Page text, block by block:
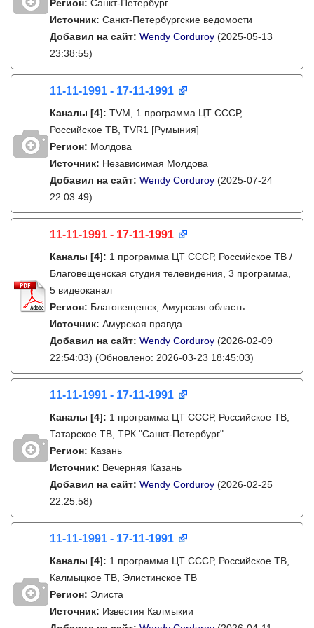
Регион: Санкт-Петербург
Источник: Санкт-Петербургские ведомости
Добавил на сайт: Wendy Corduroy (2025-05-13
23:38:55)
11-11-1991 - 17-11-1991
Каналы [4]: TVM, 1 программа ЦТ СССР,
Российское ТВ, TVR1 [Румыния]
Регион: Молдова
Источник: Независимая Молдова
Добавил на сайт: Wendy Corduroy (2025-07-24
22:03:49)
11-11-1991 - 17-11-1991
Каналы [4]: 1 программа ЦТ СССР, Российское ТВ /
Благовещенская студия телевидения, 3 программа,
5 видеоканал
Регион: Благовещенск, Амурская область
Источник: Амурская правда
Добавил на сайт: Wendy Corduroy (2026-02-09
22:54:03) (Обновлено: 2026-03-23 18:45:03)
11-11-1991 - 17-11-1991
Каналы [4]: 1 программа ЦТ СССР, Российское ТВ,
Татарское ТВ, ТРК "Санкт-Петербург"
Регион: Казань
Источник: Вечерняя Казань
Добавил на сайт: Wendy Corduroy (2026-02-25
22:25:58)
11-11-1991 - 17-11-1991
Каналы [4]: 1 программа ЦТ СССР, Российское ТВ,
Калмыцкое ТВ, Элистинское ТВ
Регион: Элиста
Источник: Известия Калмыкии